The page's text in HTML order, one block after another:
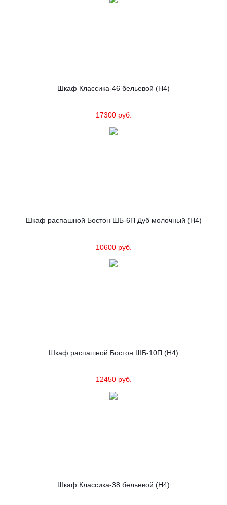
Шкаф Классика-46 бельевой (Н4)
17300 руб.
Шкаф распашной Бостон ШБ-6П Дуб молочный (Н4)
10600 руб.
Шкаф распашной Бостон ШБ-10П (Н4)
12450 руб.
Шкаф Классика-38 бельевой (Н4)